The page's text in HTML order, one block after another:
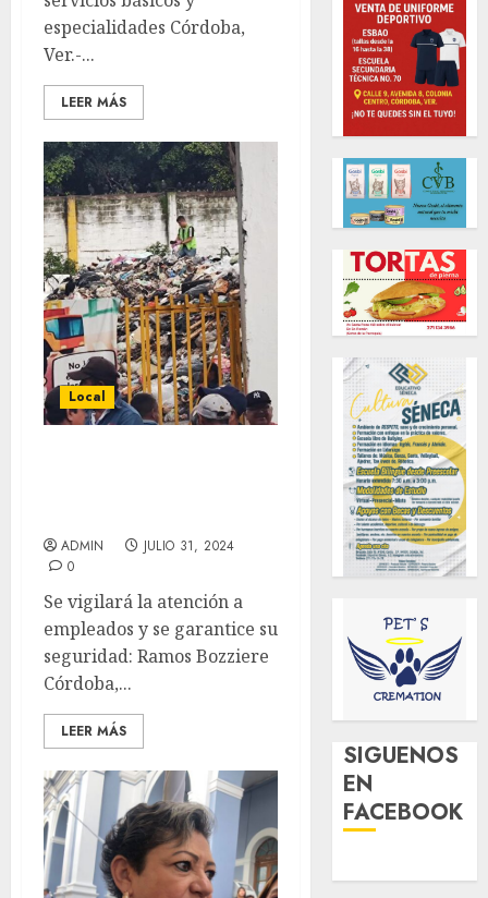
especialidades Córdoba,
Ver.-...
LEER MÁS
Local
ADMIN
JULIO 31, 2024
0
Se vigilará la atención a
empleados y se garantice su
seguridad: Ramos Bozziere
Córdoba,...
LEER MÁS
SIGUENOS
EN
FACEBOOK